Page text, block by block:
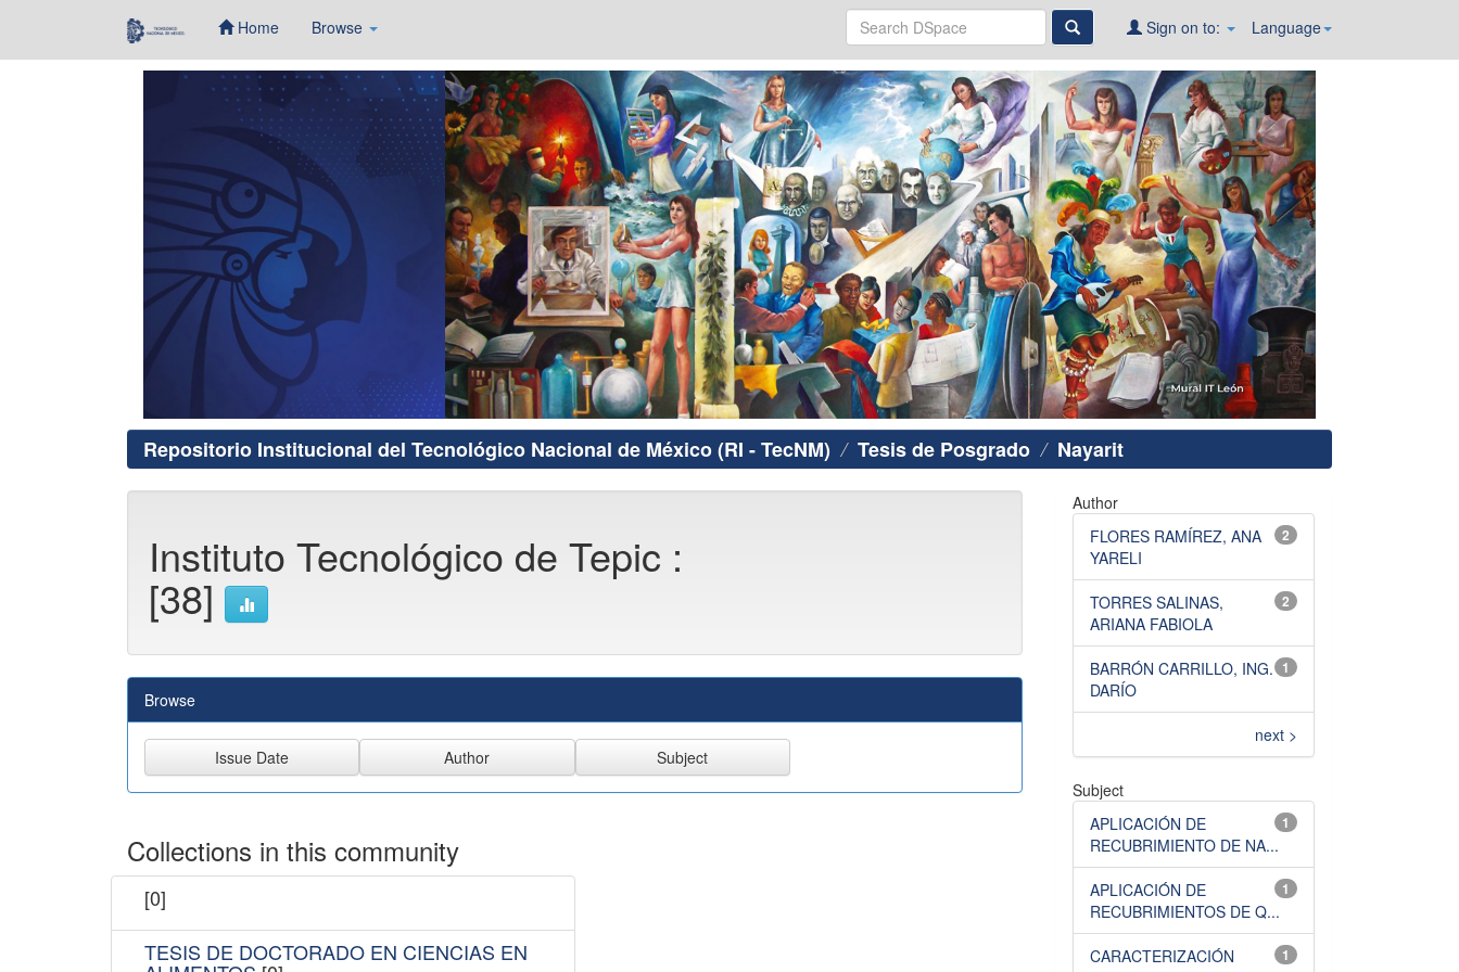
Home Browse Language
Sign on to:
Repositorio Institucional del Tecnológico Nacional de México (RI - TecNM) Tesis de Posgrado Nayarit
Instituto Tecnológico de Tepic :
[38]
Browse
Collections in this community
[0]
TESIS DE DOCTORADO EN CIENCIAS EN
Author
2
FLORES RAMÍREZ, ANA
YARELI
2
TORRES SALINAS,
ARIANA FABIOLA
1
BARRÓN CARRILLO, ING.
DARÍO
next >
Subject
1
APLICACIÓN DE
RECUBRIMIENTO DE NA...
1
APLICACIÓN DE
RECUBRIMIENTOS DE Q...
1
CARACTERIZACIÓN